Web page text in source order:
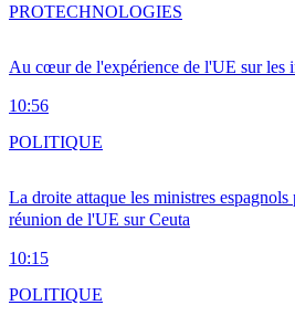
Au cœur de l'expérience de l'UE sur les
10:56
PROTECHNOLOGIES
La droite attaque les ministres
réunion de l'UE sur Ceuta
10:15
POLITIQUE
POLITIQUE